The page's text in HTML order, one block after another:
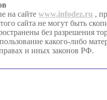
на сайте www.infodez.ru ,
сайта не могут быть
без разрешения
какого-либо
и иных законов РФ.